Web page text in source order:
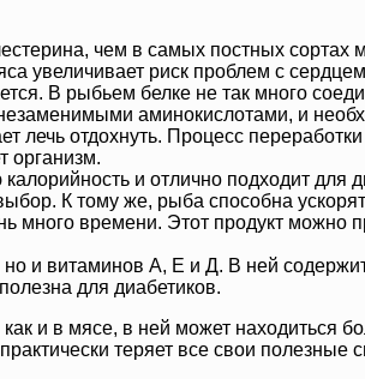
чем в самых постных
увеличивает риск проблем с
В рыбьем белке не так много
аминокислотами, и
лечь отдохнуть. Процесс
организм.
и отлично подходит для
К тому же, рыба способна
много времени. Этот продукт можно
и витаминов А, Е и Д. В ней
для диабетиков.
и в мясе, в ней может находиться
теряет все свои полезные